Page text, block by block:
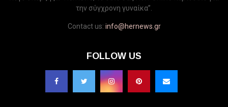
την σύγχρονη γυναίκα”.
Contact us: info@hernews.gr
FOLLOW US